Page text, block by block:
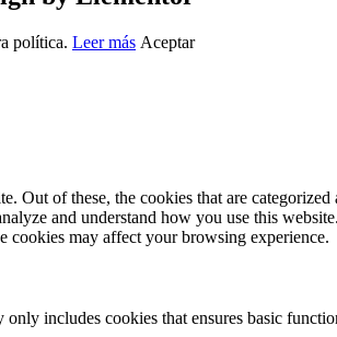
política. Leer más Aceptar
of these, the cookies that are categorized
and understand how you use this
cookies may affect your browsing experience.
includes cookies that ensures basic